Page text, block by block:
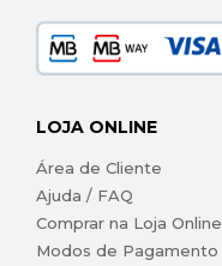
LOJA ONLINE
Área de Cliente
Ajuda / FAQ
Comprar na Loja Online
Modos de Pagamento